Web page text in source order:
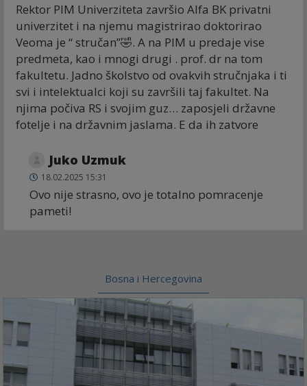
Rektor PIM Univerziteta završio Alfa BK privatni
univerzitet i na njemu magistrirao doktorirao
Veoma je “ stručan”🤣. A na PIM u predaje vise
predmeta, kao i mnogi drugi . prof. dr na tom
fakultetu. Jadno školstvo od ovakvih stručnjaka i ti
svi i intelektualci koji su završili taj fakultet. Na
njima počiva RS i svojim guz… zaposjeli državne
fotelje i na državnim jaslama. E da ih zatvore
Juko Uzmuk
18.02.2025 15:31
Ovo nije strasno, ovo je totalno pomracenje
pameti!
Bosna i Hercegovina